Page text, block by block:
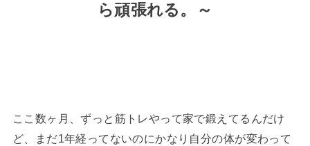
ら頑張れる。～
ここ数ヶ月、ずっと筋トレやって家で鍛えてるんだけ
ど、まだ1年経ってないのにかなり自分の体が変わって